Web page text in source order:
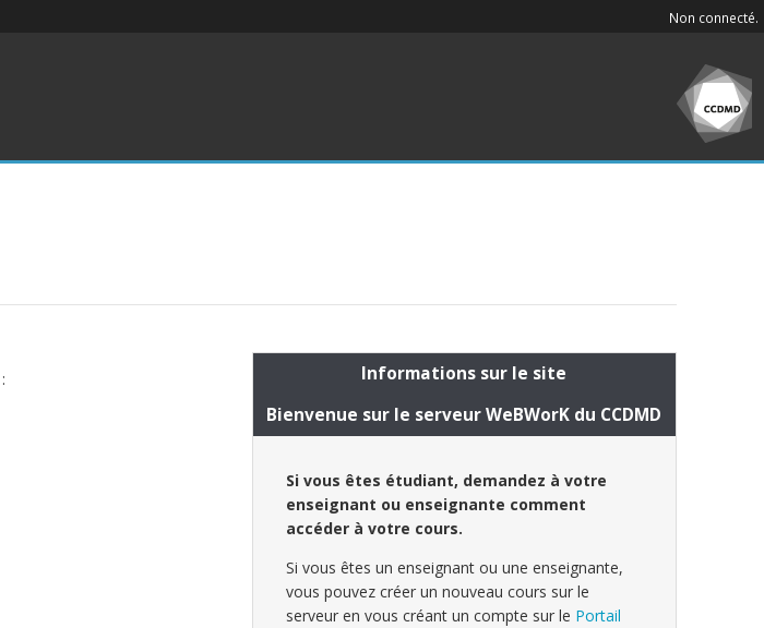
Non connecté.
:
Informations sur le site
Bienvenue sur le serveur WeBWorK du CCDMD
Si vous êtes étudiant, demandez à votre
enseignant ou enseignante comment
accéder à votre cours.
Si vous êtes un enseignant ou une enseignante,
vous pouvez créer un nouveau cours sur le
serveur en vous créant un compte sur le Portail